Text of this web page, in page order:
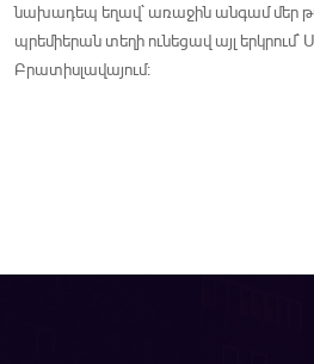
նախադեպ եղավ` առաջին անգամ մեր
պրեմիերան տեղի ունեցավ այլ
Բրատիսլավայում: